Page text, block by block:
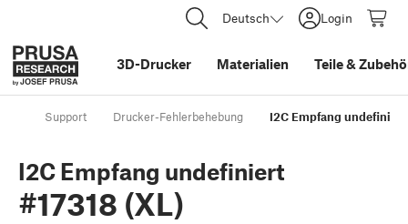
Deutsch Login
3D-Drucker Materialien Teile&
Support Drucker-Fehlerbehebung I2C Empfang undefiniert
I2C Empfang undefiniert
#17318 (XL)